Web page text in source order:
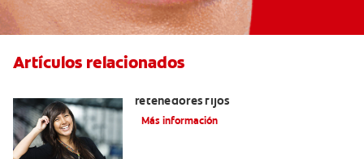
Artículos relacionados
retenedores fijos
Más información